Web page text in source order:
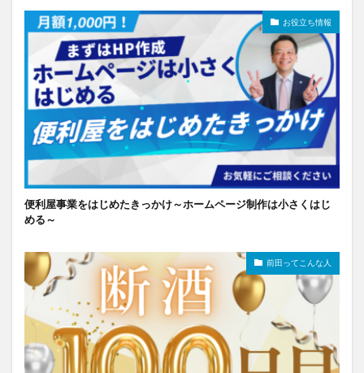
お役立ち情報
便利屋事業をはじめたきっかけ～ホームページ制作は小さくはじ
める～
前田ってこんな人